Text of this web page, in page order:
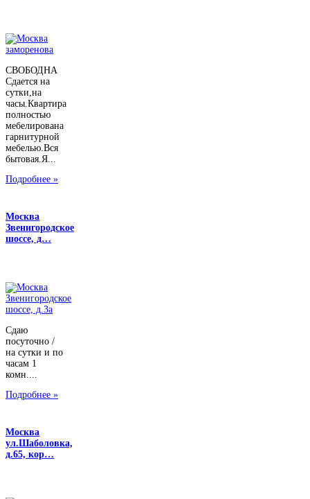
СВОБОДНА
Сдается на
сутки,на
часы.Квартира
полностью
мебелирована
гарнитурной
мебелью.Вся
бытовая.Я...
Подробнее »
Москва
Звенигородское
шоссе, д…
Сдаю
посуточно /
на сутки и по
часам 1
комн....
Подробнее »
Москва
ул.Шаболовка,
д.65, кор…